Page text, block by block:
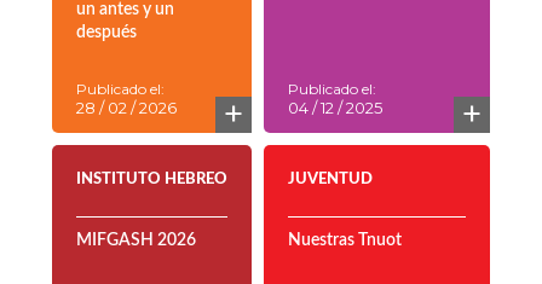
un antes y un
después
Publicado el:
28 / 02 / 2026 +
Publicado el:
04 / 12 / 2025 +
INSTITUTO HEBREO
MIFGASH 2026
JUVENTUD
Nuestras Tnuot